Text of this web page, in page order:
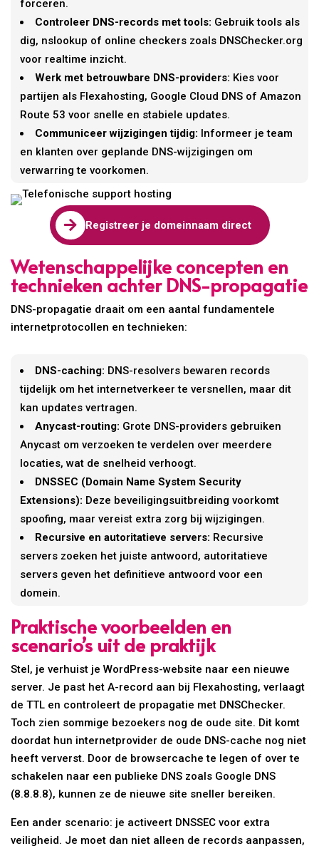
forceren.
Controleer DNS-records met tools: Gebruik tools als
dig, nslookup of online checkers zoals DNSChecker.org
voor realtime inzicht.
Werk met betrouwbare DNS-providers: Kies voor
partijen als Flexahosting, Google Cloud DNS of Amazon
Route 53 voor snelle en stabiele updates.
Communiceer wijzigingen tijdig: Informeer je team
en klanten over geplande DNS-wijzigingen om
verwarring te voorkomen.
 Registreer je domeinnaam direct
Wetenschappelijke concepten en
technieken achter DNS-propagatie
DNS-propagatie draait om een aantal fundamentele
internetprotocollen en technieken:
DNS-caching: DNS-resolvers bewaren records
tijdelijk om het internetverkeer te versnellen, maar dit
kan updates vertragen.
Anycast-routing: Grote DNS-providers gebruiken
Anycast om verzoeken te verdelen over meerdere
locaties, wat de snelheid verhoogt.
DNSSEC (Domain Name System Security
Extensions): Deze beveiligingsuitbreiding voorkomt
spoofing, maar vereist extra zorg bij wijzigingen.
Recursive en autoritatieve servers: Recursive
servers zoeken het juiste antwoord, autoritatieve
servers geven het definitieve antwoord voor een
domein.
Praktische voorbeelden en
scenario’s uit de praktijk
Stel, je verhuist je WordPress-website naar een nieuwe
server. Je past het A-record aan bij Flexahosting, verlaagt
de TTL en controleert de propagatie met DNSChecker.
Toch zien sommige bezoekers nog de oude site. Dit komt
doordat hun internetprovider de oude DNS-cache nog niet
heeft ververst. Door de browsercache te legen of over te
schakelen naar een publieke DNS zoals Google DNS
(8.8.8.8), kunnen ze de nieuwe site sneller bereiken.
Een ander scenario: je activeert DNSSEC voor extra
veiligheid. Je moet dan niet alleen de records aanpassen,